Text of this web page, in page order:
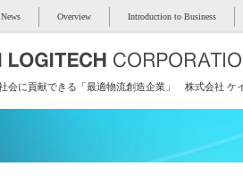
News Overview Introduction to Business
に貢献できる「最適物流創造企業」 株式会社 ケ